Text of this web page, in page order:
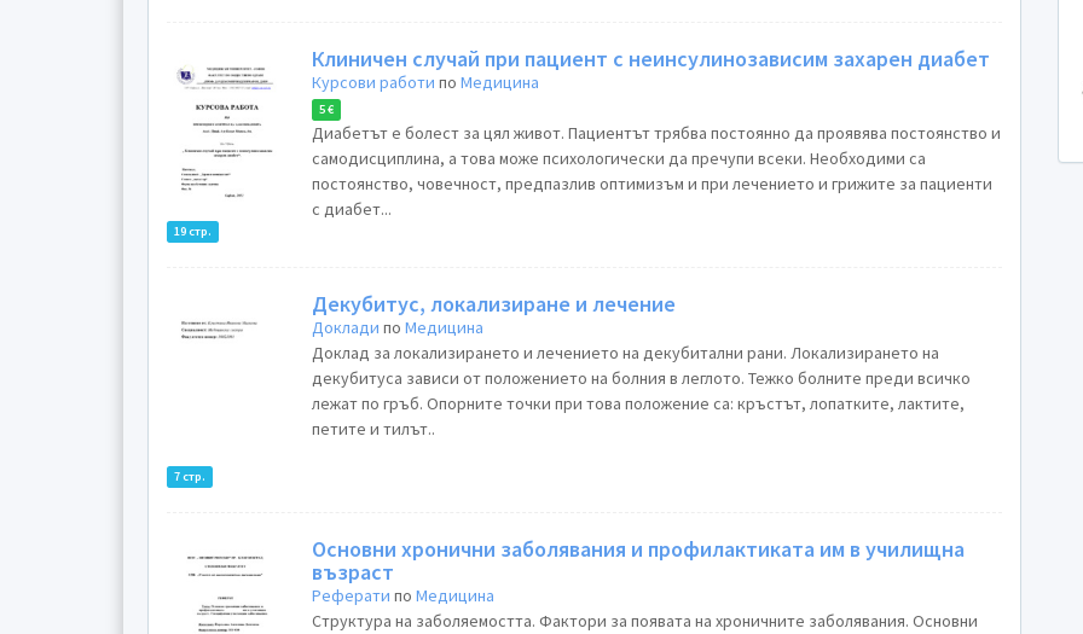
19 стр.
Клиничен случай при пациент с неинсулинозависим захарен диабет
Курсови работи поМедицина
5 €
Диабетът е болест за цял живот. Пациентът трябва постоянно да проявява постоянство и
самодисциплина, а това може психологически да пречупи всеки. Необходими са
постоянство, човечност, предпазлив оптимизъм и при лечението и грижите за пациенти
с диабет...
7 стр.
Декубитус, локализиране и лечение
Доклади поМедицина
Доклад за локализирането и лечението на декубитални рани. Локализирането на
декубитуса зависи от положението на болния в леглото. Тежко болните преди всичко
лежат по гръб. Опорните точки при това положение са: кръстът, лопатките, лактите,
петите и тилът..
Основни хронични заболявания и профилактиката им в училищна
възраст
Реферати поМедицина
Структура на заболяемостта. Фактори за появата на хроничните заболявания. Основни